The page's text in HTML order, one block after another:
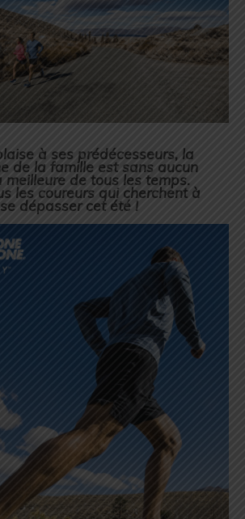
à ses prédécesseurs, la
de la famille est sans aucun
meilleure de tous les temps.
les coureurs qui cherchent à
se dépasser cet été !